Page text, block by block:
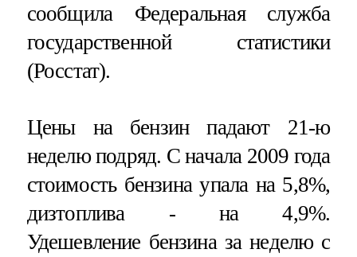
сообщила Федеральная служба
государственной статистики
(Росстат).
Цены на бензин падают 21-ю
неделю подряд. С начала 2009 года
стоимость бензина упала на 5,8%,
дизтоплива - на 4,9%.
Удешевление бензина за неделю с